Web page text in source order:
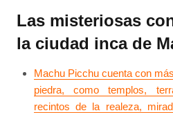
Las misteriosas
la ciudad inca de
Machu Picchu cuenta con
piedra, como templos,
recintos de la realeza,